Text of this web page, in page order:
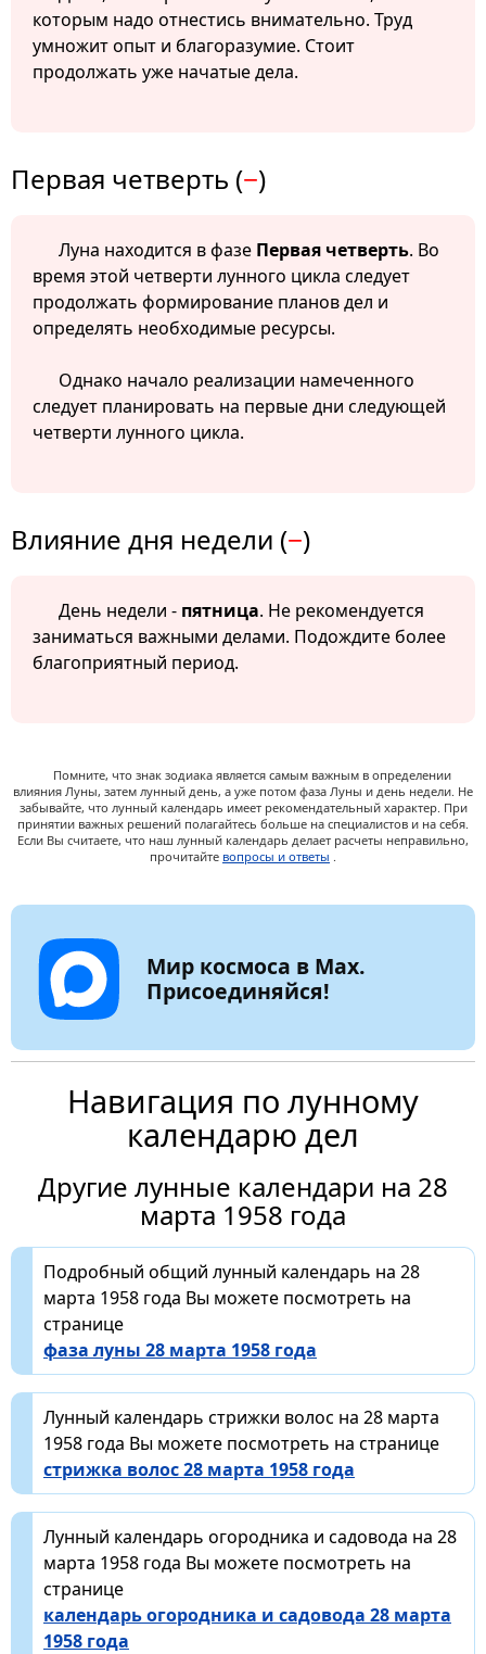
которым надо отнестись внимательно. Труд
умножит опыт и благоразумие. Стоит
продолжать уже начатые дела.
Первая четверть (−)
Луна находится в фазе Первая четверть. Во
время этой четверти лунного цикла следует
продолжать формирование планов дел и
определять необходимые ресурсы.
Однако начало реализации намеченного
следует планировать на первые дни следующей
четверти лунного цикла.
Влияние дня недели (−)
День недели - пятница. Не рекомендуется
заниматься важными делами. Подождите более
благоприятный период.
Помните, что знак зодиака является самым важным в определении
влияния Луны, затем лунный день, а уже потом фаза Луны и день недели. Не
забывайте, что лунный календарь имеет рекомендательный характер. При
принятии важных решений полагайтесь больше на специалистов и на себя.
Если Вы считаете, что наш лунный календарь делает расчеты неправильно,
прочитайте вопросы и ответы .
Мир космоса в Max.
Присоединяйся!
Навигация по лунному
календарю дел
Другие лунные календари на 28
марта 1958 года
Подробный общий лунный календарь на 28
марта 1958 года Вы можете посмотреть на
странице
фаза луны 28 марта 1958 года
Лунный календарь стрижки волос на 28 марта
1958 года Вы можете посмотреть на странице
стрижка волос 28 марта 1958 года
Лунный календарь огородника и садовода на 28
марта 1958 года Вы можете посмотреть на
странице
календарь огородника и садовода 28 марта
1958 года